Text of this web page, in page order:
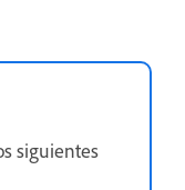
siguientes